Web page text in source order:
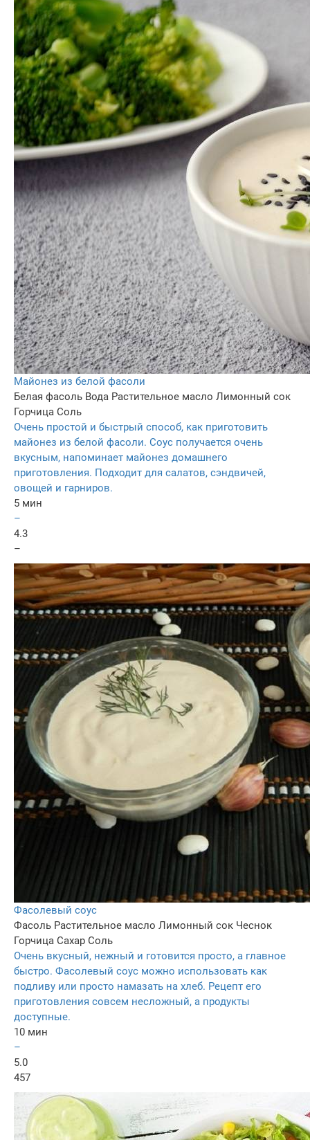
Майонез из белой фасоли
Белая фасоль Вода Растительное масло Лимонный сок
Горчица Соль
Очень простой и быстрый способ, как приготовить
майонез из белой фасоли. Соус получается очень
вкусным, напоминает майонез домашнего
приготовления. Подходит для салатов, сэндвичей,
овощей и гарниров.
5 мин
–
4.3
–
Фасолевый соус
Фасоль Растительное масло Лимонный сок Чеснок
Горчица Сахар Соль
Очень вкусный, нежный и готовится просто, а главное
быстро. Фасолевый соус можно использовать как
подливу или просто намазать на хлеб. Рецепт его
приготовления совсем несложный, а продукты
доступные.
10 мин
–
5.0
457